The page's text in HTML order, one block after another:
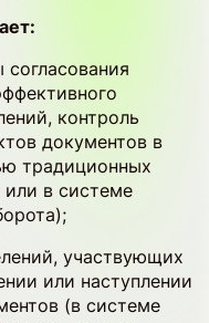
контроль
документов в
традиционных
в системе
участвующих
или наступлении
(в системе